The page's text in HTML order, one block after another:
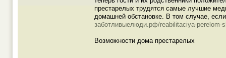
престарелых трудятся самые лучшие
домашней обстановке. В том случае,
заботливыелюди.рф/reabilitaciya-perelom-
Возможности дома престарелых